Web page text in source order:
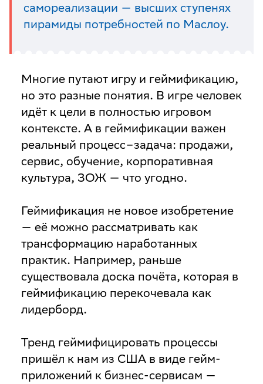
самореализации — высших ступенях
пирамиды потребностей по Маслоу.
Многие путают игру и геймификацию,
но это разные понятия. В игре человек
идёт к цели в полностью игровом
контексте. А в геймификации важен
реальный процесс–задача: продажи,
сервис, обучение, корпоративная
культура, ЗОЖ — что угодно.
Геймификация не новое изобретение
— её можно рассматривать как
трансформацию наработанных
практик. Например, раньше
существовала доска почёта, которая в
геймификацию перекочевала как
лидерборд.
Тренд геймифицировать процессы
пришёл к нам из США в виде гейм-
приложений к бизнес-сервисам —